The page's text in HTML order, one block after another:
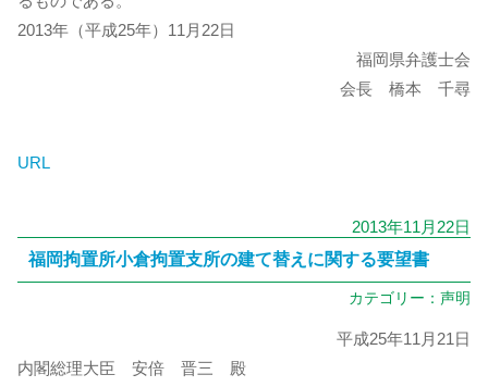
2013年（平成25年）11月22日
福岡県弁護士会
会長 橋本 千尋
URL
2013年11月22日
福岡拘置所小倉拘置支所の建て替えに関する要望書
カテゴリー： 声明
平成25年11月21日
内閣総理大臣 安倍 晋三 殿